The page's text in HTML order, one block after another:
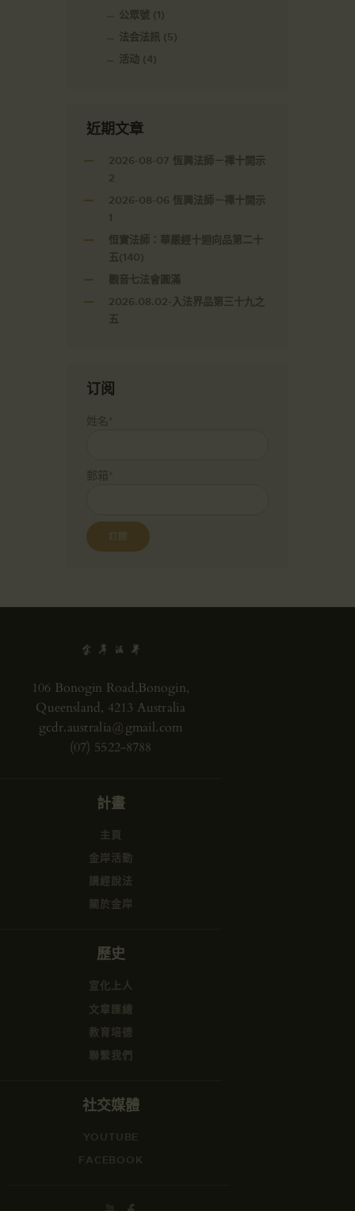
公眾號 (1)
法会法訊 (5)
活动 (4)
近期文章
2026-08-07 恆興法師－禪十開示
2
2026-08-06 恆興法師－禪十開示
1
恒實法師：華嚴經十迴向品第二十
五(140)
觀音七法會圓滿
2026.08.02-入法界品第三十九之
五
订阅
姓名*
郵箱*
106 Bonogin Road,Bonogin,
Queensland, 4213 Australia
gcdr.australia@gmail.com
(07) 5522-8788
計畫
主頁
金岸活動
講經說法
關於金岸
歷史
宣化上人
文章匯總
教育培德
聯繫我們
社交媒體
YOUTUBE
FACEBOOK